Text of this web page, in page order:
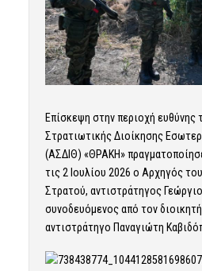
Επίσκεψη στην περιοχή ευθύνης
Στρατιωτικής Διοίκησης
(ΑΣΔΙΘ) «ΘΡΑΚΗ»
τις 2 Ιουλίου 2026 ο Αρχηγός
Στρατού, αντιστράτηγος
συνοδευόμενος από τον
αντιστράτηγο Παναγιώτη